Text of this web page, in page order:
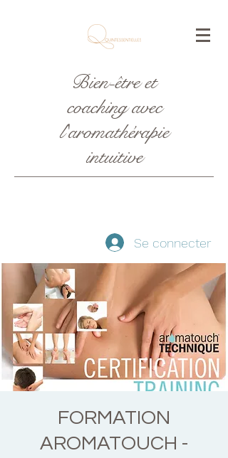
Bien-être et
coaching avec
l'aromathérapie
intuitive
Se connecter
FORMATION
AROMATOUCH -